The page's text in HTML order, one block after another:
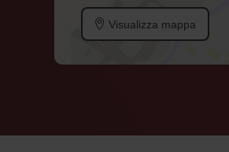
Visualizza mappa